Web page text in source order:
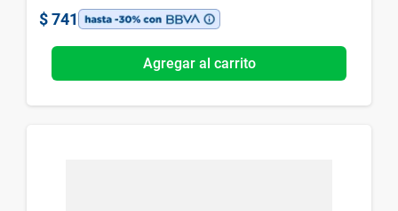
$ 741
Agregar al carrito